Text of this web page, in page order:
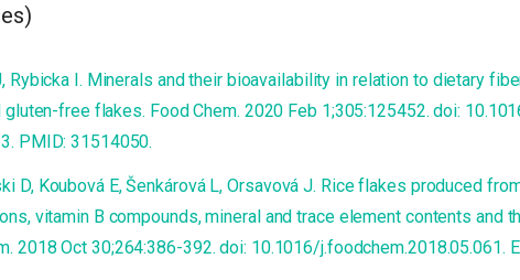
Rybicka I. Minerals and their bioavailability in relation to dietary
gluten-free flakes. Food Chem. 2020 Feb 1;305:125452. doi:
PMID: 31514050.
D, Koubová E, Šenkárová L, Orsavová J. Rice flakes produced
vitamin B compounds, mineral and trace element contents and
2018 Oct 30;264:386-392. doi: 10.1016/j.foodchem.2018.05.061.